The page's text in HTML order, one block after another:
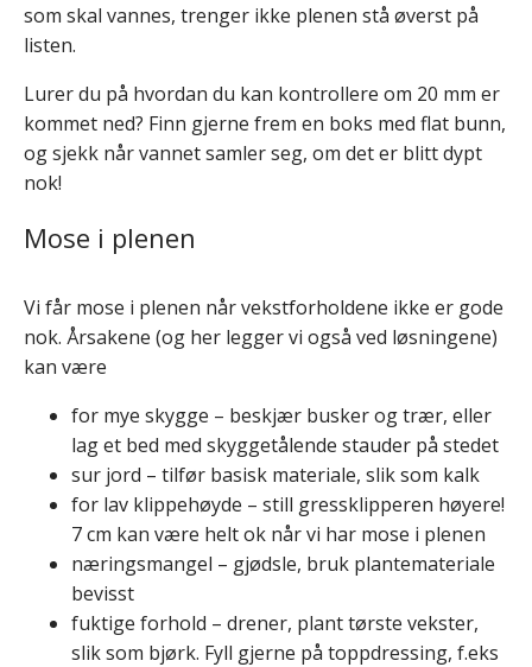
som skal vannes, trenger ikke plenen stå øverst på
listen.
Lurer du på hvordan du kan kontrollere om 20 mm er
kommet ned? Finn gjerne frem en boks med flat bunn,
og sjekk når vannet samler seg, om det er blitt dypt
nok!
Mose i plenen
Vi får mose i plenen når vekstforholdene ikke er gode
nok. Årsakene (og her legger vi også ved løsningene)
kan være
for mye skygge – beskjær busker og trær, eller
lag et bed med skyggetålende stauder på stedet
sur jord – tilfør basisk materiale, slik som kalk
for lav klippehøyde – still gressklipperen høyere!
7 cm kan være helt ok når vi har mose i plenen
næringsmangel – gjødsle, bruk plantemateriale
bevisst
fuktige forhold – drener, plant tørste vekster,
slik som bjørk. Fyll gjerne på toppdressing, f.eks